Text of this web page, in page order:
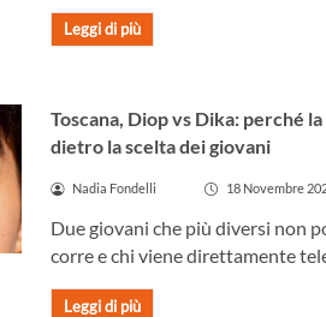
Leggi di più
Toscana, Diop vs Dika: perché
dietro la scelta dei giovani
Nadia Fondelli 18 Novembre
Due giovani che più diversi non
corre e chi viene direttamente
Leggi di più